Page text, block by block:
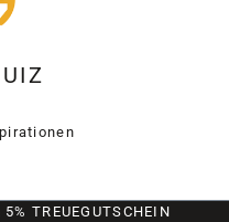
TREUEGUTSCHEIN